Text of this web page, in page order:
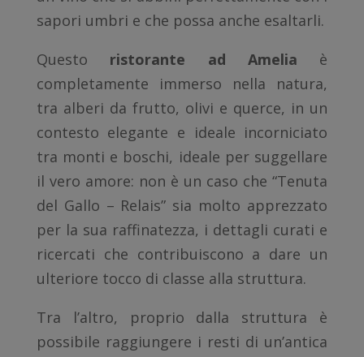
sapori umbri e che possa anche esaltarli.
Questo ristorante ad Amelia è
completamente immerso nella natura,
tra alberi da frutto, olivi e querce, in un
contesto elegante e ideale incorniciato
tra monti e boschi, ideale per suggellare
il vero amore: non è un caso che “Tenuta
del Gallo – Relais” sia molto apprezzato
per la sua raffinatezza, i dettagli curati e
ricercati che contribuiscono a dare un
ulteriore tocco di classe alla struttura.
Tra l’altro, proprio dalla struttura è
possibile raggiungere i resti di un’antica